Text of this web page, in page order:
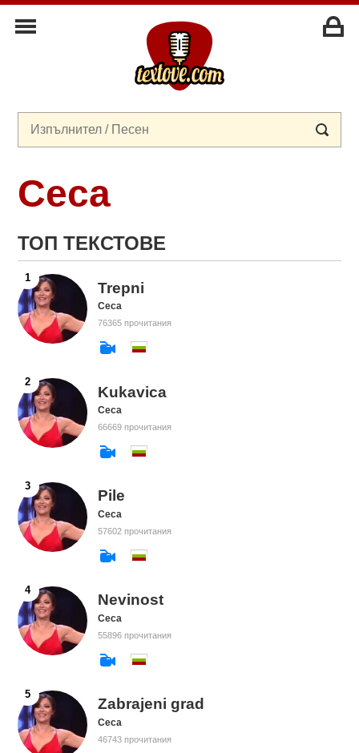
Ceca
ТОП ТЕКСТОВЕ
Trepni
Ceca
76365 прочитания
Kukavica
Ceca
66669 прочитания
Pile
Ceca
57602 прочитания
Nevinost
Ceca
55896 прочитания
Zabrajeni grad
Ceca
46743 прочитания